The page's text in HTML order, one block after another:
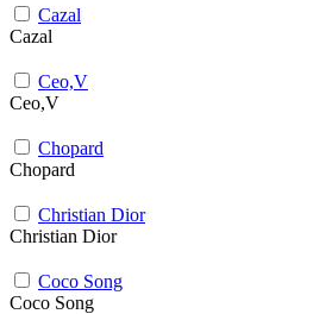
Cazal
Cazal
Ceo,V
Ceo,V
Chopard
Chopard
Christian Dior
Christian Dior
Coco Song
Coco Song